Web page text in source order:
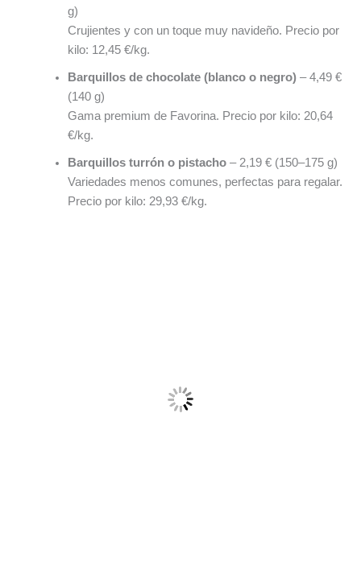
g)
Crujientes y con un toque muy navideño. Precio por
kilo: 12,45 €/kg.
Barquillos de chocolate (blanco o negro)– 4,49 €
(140 g)
Gama premium de Favorina. Precio por kilo: 20,64
€/kg.
Barquillos turrón o pistacho– 2,19 € (150–175 g)
Variedades menos comunes, perfectas para regalar.
Precio por kilo: 29,93 €/kg.